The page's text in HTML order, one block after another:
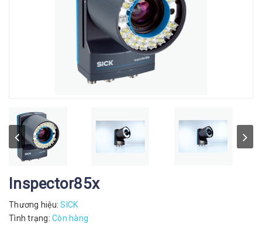
Inspector85x
Thương hiệu: SICK
Tình trạng: Còn hàng